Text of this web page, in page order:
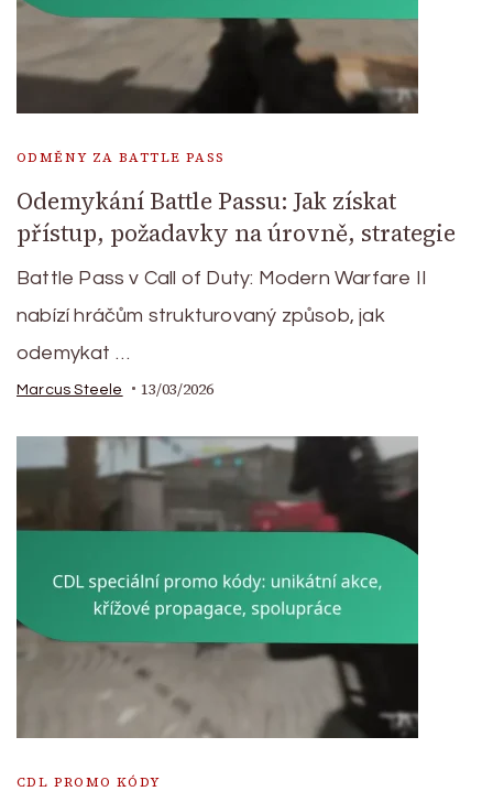
ODMĚNY ZA BATTLE PASS
Odemykání Battle Passu: Jak získat
přístup, požadavky na úrovně, strategie
Battle Pass v Call of Duty: Modern Warfare II
nabízí hráčům strukturovaný způsob, jak
odemykat …
Marcus Steele 13/03/2026
CDL PROMO KÓDY